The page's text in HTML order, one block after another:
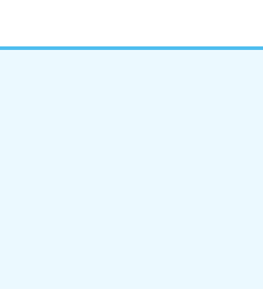
のアルバイト